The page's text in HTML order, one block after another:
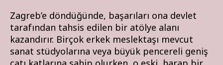
Zagreb’e döndüğünde, başarıları ona devlet
tarafından tahsis edilen bir atölye alanı
kazandırır. Birçok erkek meslektaşı mevcut
sanat stüdyolarına veya büyük pencereli geniş